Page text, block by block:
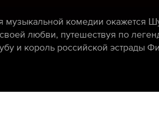
музыкальной комедии окажется
любви, путешествуя по
и король российской эстрады